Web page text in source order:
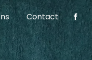
Contact